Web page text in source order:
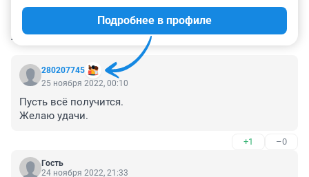
КОММЕНТАРИИ 16
280207745
Подробнее в профиле
25 ноября 2022, 00:10
Пусть всё получится.
Желаю удачи.
+1 –0
Гость
24 ноября 2022, 21:33